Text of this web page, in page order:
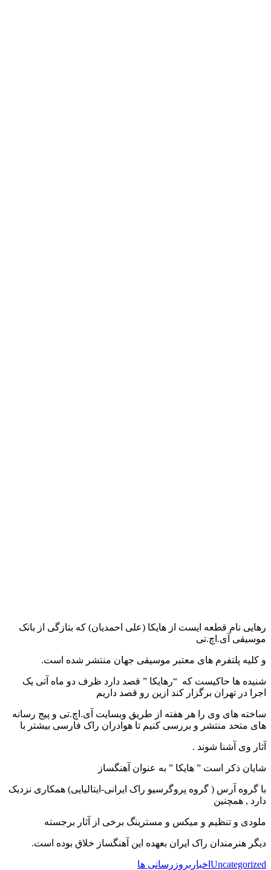
رهایی نام قطعه ایست از هایکا (علی احمدیان) که بتازگی از بانک
موسیقی آی.اچ.تی
و کلیه پلتفرم های معتبر موسیقی جهان منتشر شده است.
شنیده ها حاکیست که “رهایکا ” قصد دارد ظرف دو ماه آتی یک
اجرا در تهران برگزار کند ازین رو قصد داریم
ساخته های وی را هر هفته از طریق وبسایت آی.اچ.تی و پیج رسانه
های متحد منتشر و بررسی کنیم تا هوادران راک فارسی بیشتر با
آثار وی آشنا شوند .
شایان ذکر است ” هایکا ” به عنوان آهنگساز
با گروه آرس ( گروه پروگرسیو راک ایرانی-ایتالیایی) همکاری نزدیک
دارد , همچنین
ملودی و تنظیم و میکس و مسترینگ برخی از آثار برجسته
دیگر هنرمندان راک ایران بعهده این آهنگساز خلاق بوده است.
Uncategorized اخبار بروزرسانی ها